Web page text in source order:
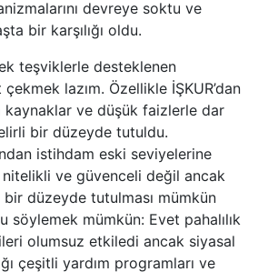
devreye soktu ve
bir karşılığı oldu.
teşviklerle desteklenen
lazım. Özellikle İŞKUR’dan
kaynaklar ve düşük faizlerle dar
bir düzeyde tutuldu.
istihdam eski seviyelerine
ve güvenceli değil ancak
bir düzeyde tutulması mümkün
söylemek mümkün: Evet pahalılık
olumsuz etkiledi ancak siyasal
çeşitli yardım programları ve